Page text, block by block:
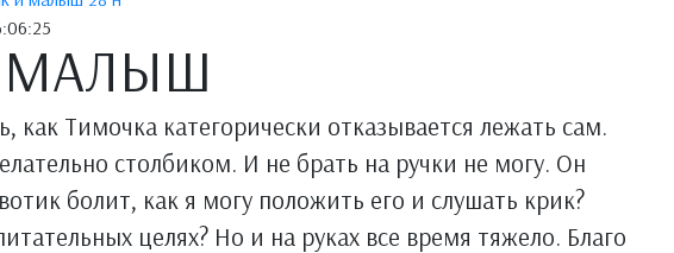
МАЛЫШ
как Тимочка категорически отказывается лежать сам.
столбиком. И не брать на ручки не могу. Он
болит, как я могу положить его и слушать крик?
целях? Но и на руках все время тяжело. Благо